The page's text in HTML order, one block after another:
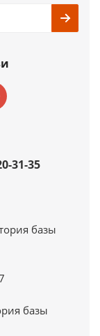
31-35
базы
базы